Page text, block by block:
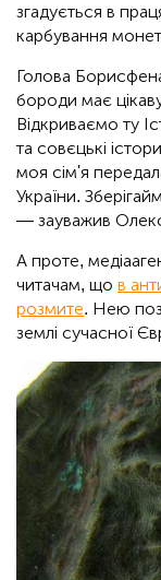
згадується в
карбування
Голова
бороди має
Відкриваємо ту
та совєцькі
моя сім'я
України.
— зауважив
А проте,
читачам, що в
розмите. Нею
землі сучасної